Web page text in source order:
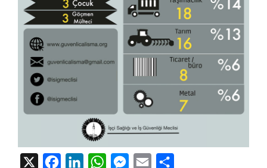
FacebookLinkedInWhatsAppMessenger
Email